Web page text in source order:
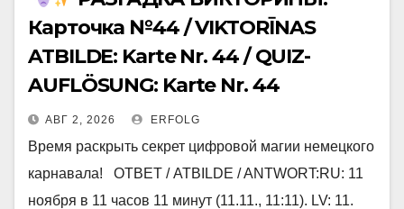
Карточка №44 / VIKTORĪNAS
ATBILDE: Karte Nr. 44 / QUIZ-
AUFLÖSUNG: Karte Nr. 44
АВГ 2, 2026 ERFOLG
Время раскрыть секрет цифровой магии немецкого
карнавала! ОТВЕТ / ATBILDE / ANTWORT:RU: 11
ноября в 11 часов 11 минут (11.11., 11:11). LV: 11.